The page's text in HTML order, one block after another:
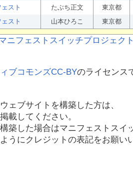
スト たぶち正文 東京都
スト 山本ひろこ 東京都
ブコモンズCC-BYのライセンス
ェブサイトを構築した方は、
載してください。
築した場合はマニフェストスイ
うにクレジットの表記をお願い